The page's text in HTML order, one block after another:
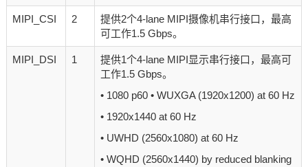
MIPI_CSI 2
提供2个4-lane MIPI摄像机串行接口，最高
可工作1.5 Gbps。
MIPI_DSI 1
提供1个4-lane MIPI显示串行接口，最高可
工作1.5 Gbps。
• 1080 p60 • WUXGA (1920x1200) at 60 Hz
• 1920x1440 at 60 Hz
• UWHD (2560x1080) at 60 Hz
• WQHD (2560x1440) by reduced blanking